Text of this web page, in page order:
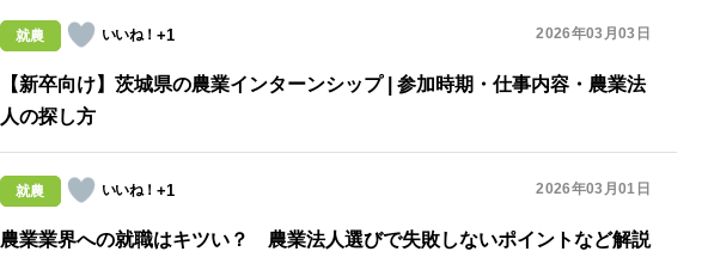
就農 +1 2026年03月03日
【新卒向け】茨城県の農業インターンシップ | 参加時期・仕事内容・農業法
人の探し方
就農 +1 2026年03月01日
農業業界への就職はキツい？ 農業法人選びで失敗しないポイントなど解説